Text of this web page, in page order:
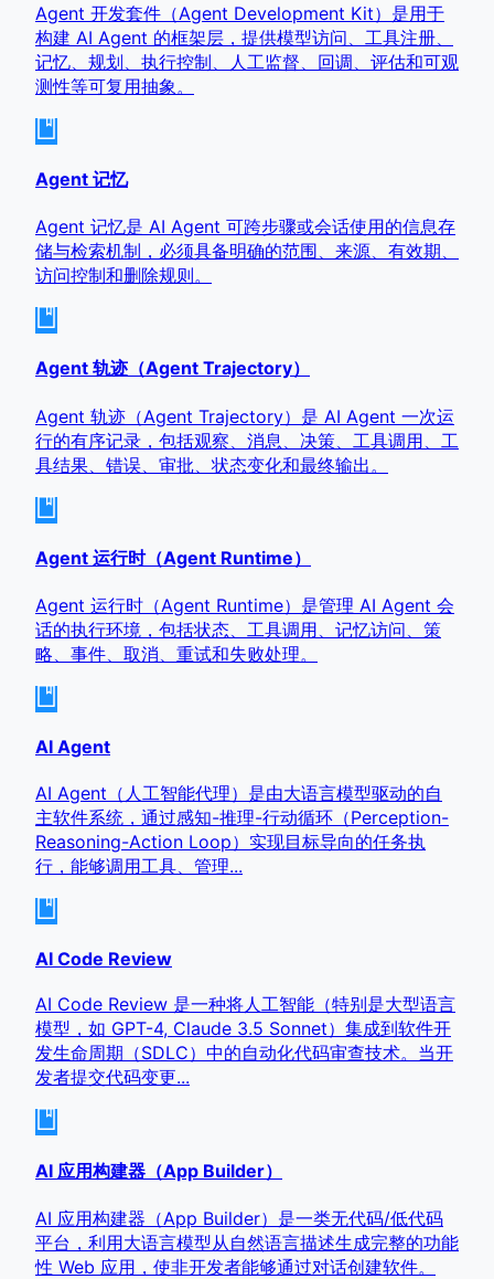
Agent 开发套件（Agent Development Kit）是用于
构建 AI Agent 的框架层，提供模型访问、工具注册、
记忆、规划、执行控制、人工监督、回调、评估和可观
测性等可复用抽象。
Agent 记忆
Agent 记忆是 AI Agent 可跨步骤或会话使用的信息存
储与检索机制，必须具备明确的范围、来源、有效期、
访问控制和删除规则。
Agent 轨迹（Agent Trajectory）
Agent 轨迹（Agent Trajectory）是 AI Agent 一次运
行的有序记录，包括观察、消息、决策、工具调用、工
具结果、错误、审批、状态变化和最终输出。
Agent 运行时（Agent Runtime）
Agent 运行时（Agent Runtime）是管理 AI Agent 会
话的执行环境，包括状态、工具调用、记忆访问、策
略、事件、取消、重试和失败处理。
AI Agent
AI Agent（人工智能代理）是由大语言模型驱动的自
主软件系统，通过感知-推理-行动循环（Perception-
Reasoning-Action Loop）实现目标导向的任务执
行，能够调用工具、管理...
AI Code Review
AI Code Review 是一种将人工智能（特别是大型语言
模型，如 GPT-4, Claude 3.5 Sonnet）集成到软件开
发生命周期（SDLC）中的自动化代码审查技术。当开
发者提交代码变更...
AI 应用构建器（App Builder）
AI 应用构建器（App Builder）是一类无代码/低代码
平台，利用大语言模型从自然语言描述生成完整的功能
性 Web 应用，使非开发者能够通过对话创建软件。